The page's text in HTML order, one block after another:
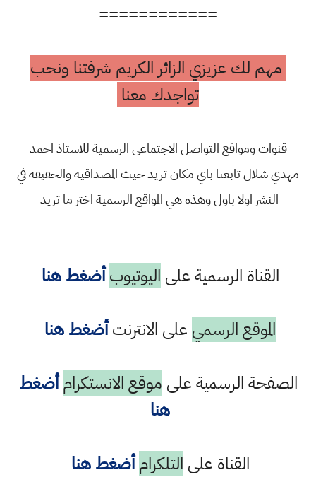
============
مهم لك عزيزي الزائر الكريم شرفتنا ونحب
تواجدك معنا
قنوات ومواقع التواصل الاجتماعي الرسمية للاستاذ احمد
مهدي شلال تابعنا باي مكان تريد حيث المصداقية والحقيقة في
النشر اولا باول وهذه هي المواقع الرسمية اختر ما تريد
القناة الرسمية على اليوتيوب أضغط هنا
الموقع الرسمي على الانترنتأضغط هنا
الصفحة الرسمية على موقع الانستكرام أضغط
هنا
القناة على التلكرام أضغط هنا